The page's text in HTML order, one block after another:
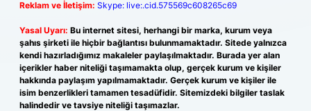
Reklam ve İletişim: Skype: live:.cid.575569c608265c69
Yasal Uyarı: Bu internet sitesi, herhangi bir marka, kurum veya
şahıs şirketi ile hiçbir bağlantısı bulunmamaktadır. Sitede yalnızca
kendi hazırladığımız makaleler paylaşılmaktadır. Burada yer alan
içerikler haber niteliği taşımamakta olup, gerçek kurum ve kişiler
hakkında paylaşım yapılmamaktadır. Gerçek kurum ve kişiler ile
isim benzerlikleri tamamen tesadüfidir. Sitemizdeki bilgiler taslak
halindedir ve tavsiye niteliği taşımazlar.